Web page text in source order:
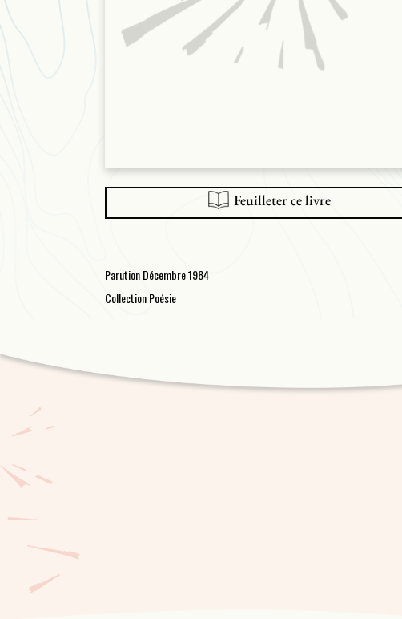
Feuilleter ce livre
Parution Décembre 1984
Collection Poésie